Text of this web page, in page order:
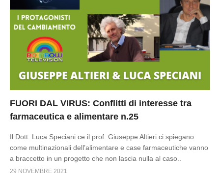
FUORI DAL VIRUS: Conflitti di interesse tra
farmaceutica e alimentare n.25
Il Dott. Luca Speciani ce il prof. Giuseppe Altieri ci spiegano
come multinazionali dell’alimentare e case farmaceutiche vanno
a braccetto in un progetto che non lascia nulla al caso..
29 NOVEMBRE 2021